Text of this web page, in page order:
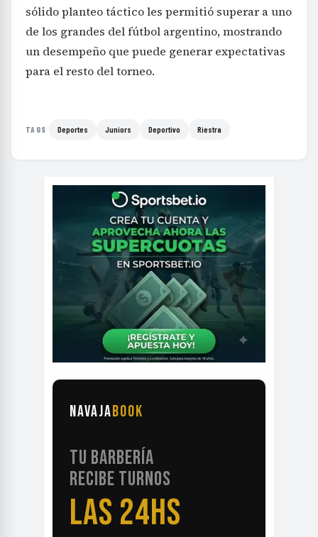
sólido planteo táctico les permitió superar a uno
de los grandes del fútbol argentino, mostrando
un desempeño que puede generar expectativas
para el resto del torneo.
TAGS Deportes Juniors Deportivo Riestra
NAVAJABOOK
TU BARBERÍA
RECIBE TURNOS
LAS 24HS